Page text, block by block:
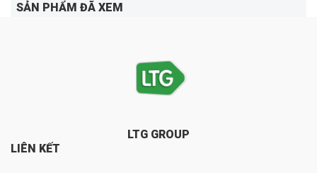
SẢN PHẨM ĐÃ XEM
LTG GROUP
LIÊN KẾT